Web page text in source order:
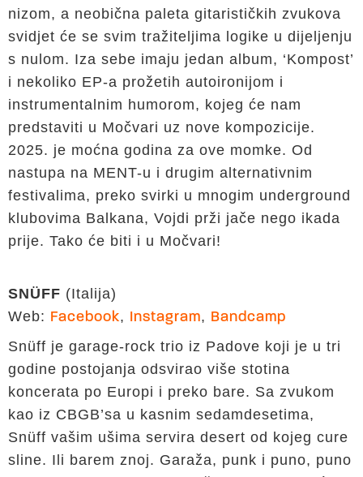
nizom, a neobična paleta gitarističkih zvukova
svidjet će se svim tražiteljima logike u dijeljenju
s nulom. Iza sebe imaju jedan album, ‘Kompost’
i nekoliko EP-a prožetih autoironijom i
instrumentalnim humorom, kojeg će nam
predstaviti u Močvari uz nove kompozicije.
2025. je moćna godina za ove momke. Od
nastupa na MENT-u i drugim alternativnim
festivalima, preko svirki u mnogim underground
klubovima Balkana, Vojdi prži jače nego ikada
prije. Tako će biti i u Močvari!
SNÜFF (Italija)
Web: Facebook, Instagram, Bandcamp
Snüff je garage-rock trio iz Padove koji je u tri
godine postojanja odsvirao više stotina
koncerata po Europi i preko bare. Sa zvukom
kao iz CBGB’sa u kasnim sedamdesetima,
Snüff vašim ušima servira desert od kojeg cure
sline. Ili barem znoj. Garaža, punk i puno, puno